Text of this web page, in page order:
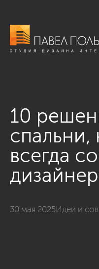
10
спальни,
всегда
30 мая 2025Идеи и